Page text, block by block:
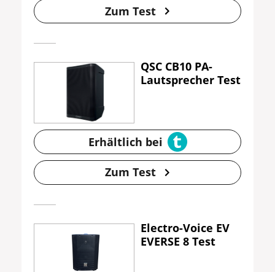
Zum Test
QSC CB10 PA-
Lautsprecher Test
Erhältlich bei
Zum Test
Electro-Voice EV
EVERSE 8 Test